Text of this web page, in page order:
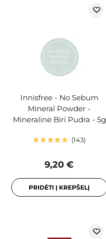
Innisfree - No Sebum
Mineral Powder -
Mineralinė Biri Pudra - 5g
143
9,20 €
PRIDĖTI Į KREPŠELĮ